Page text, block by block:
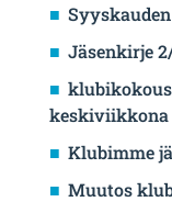
Jäsenkirje
keskiviikkona
Klubimme
Muutos